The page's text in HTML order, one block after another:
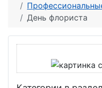
День флориста